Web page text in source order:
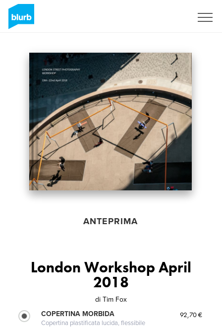
ANTEPRIMA
London Workshop April
2018
di Tim Fox
COPERTINA MORBIDA
Copertina plastificata lucida, flessibile
92,70 €